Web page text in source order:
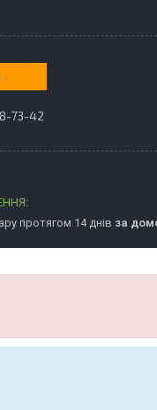
73-42
протягом 14 днів за